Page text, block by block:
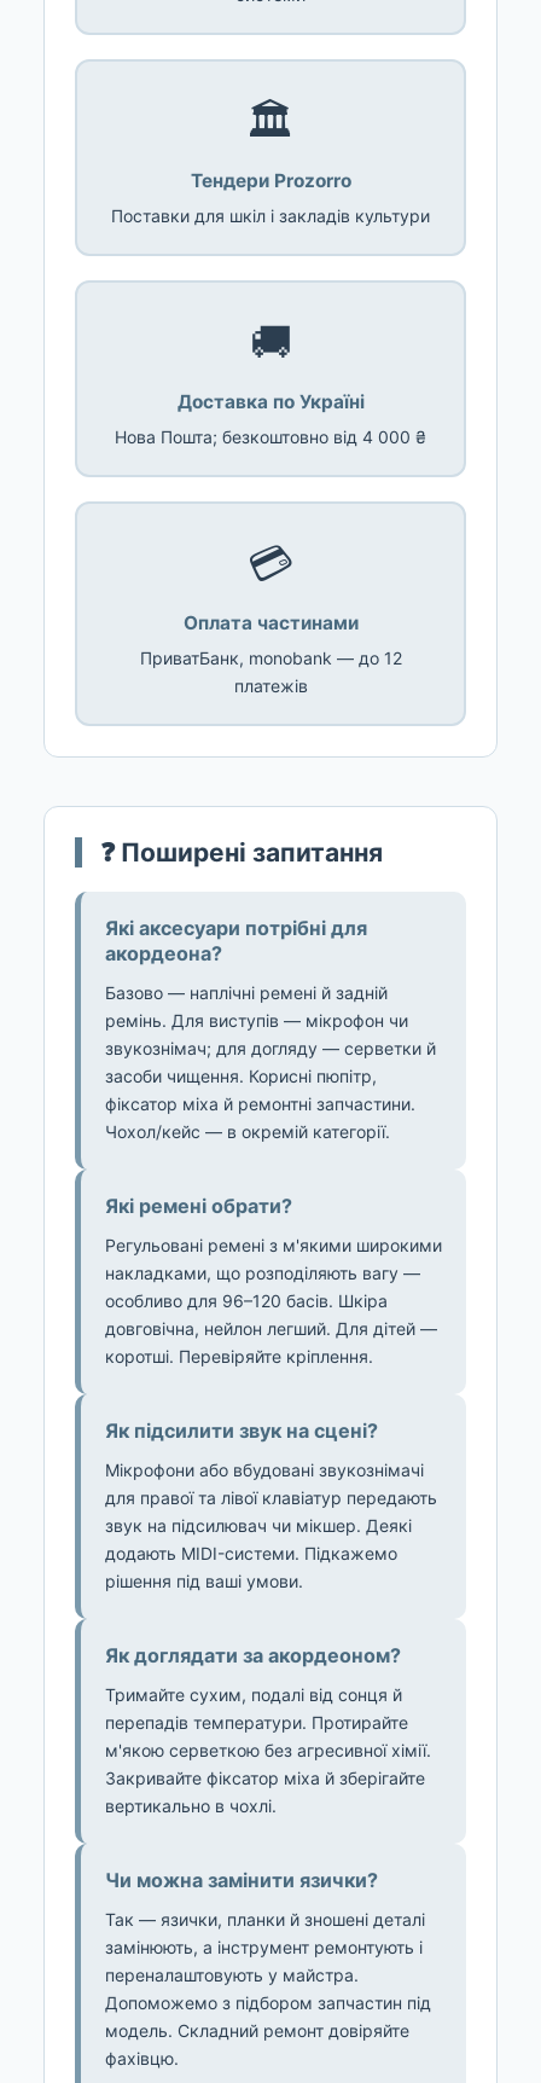
🏛️
Тендери Prozorro
Поставки для шкіл і закладів культури
🚚
Доставка по Україні
Нова Пошта; безкоштовно від 4 000 ₴
💳
Оплата частинами
ПриватБанк, monobank — до 12
платежів
❓ Поширені запитання
Які аксесуари потрібні для
акордеона?
Базово — наплічні ремені й задній
ремінь. Для виступів — мікрофон чи
звукознімач; для догляду — серветки й
засоби чищення. Корисні пюпітр,
фіксатор міха й ремонтні запчастини.
Чохол/кейс — в окремій категорії.
Які ремені обрати?
Регульовані ремені з м'якими широкими
накладками, що розподіляють вагу —
особливо для 96–120 басів. Шкіра
довговічна, нейлон легший. Для дітей —
коротші. Перевіряйте кріплення.
Як підсилити звук на сцені?
Мікрофони або вбудовані звукознімачі
для правої та лівої клавіатур передають
звук на підсилювач чи мікшер. Деякі
додають MIDI-системи. Підкажемо
рішення під ваші умови.
Як доглядати за акордеоном?
Тримайте сухим, подалі від сонця й
перепадів температури. Протирайте
м'якою серветкою без агресивної хімії.
Закривайте фіксатор міха й зберігайте
вертикально в чохлі.
Чи можна замінити язички?
Так — язички, планки й зношені деталі
замінюють, а інструмент ремонтують і
переналаштовують у майстра.
Допоможемо з підбором запчастин під
модель. Складний ремонт довіряйте
фахівцю.